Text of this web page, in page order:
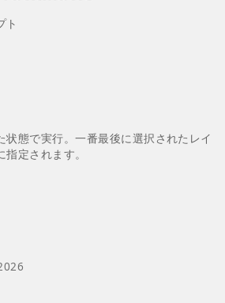
ト
状態で実行。一番最後に選択されたレイ
定されます。